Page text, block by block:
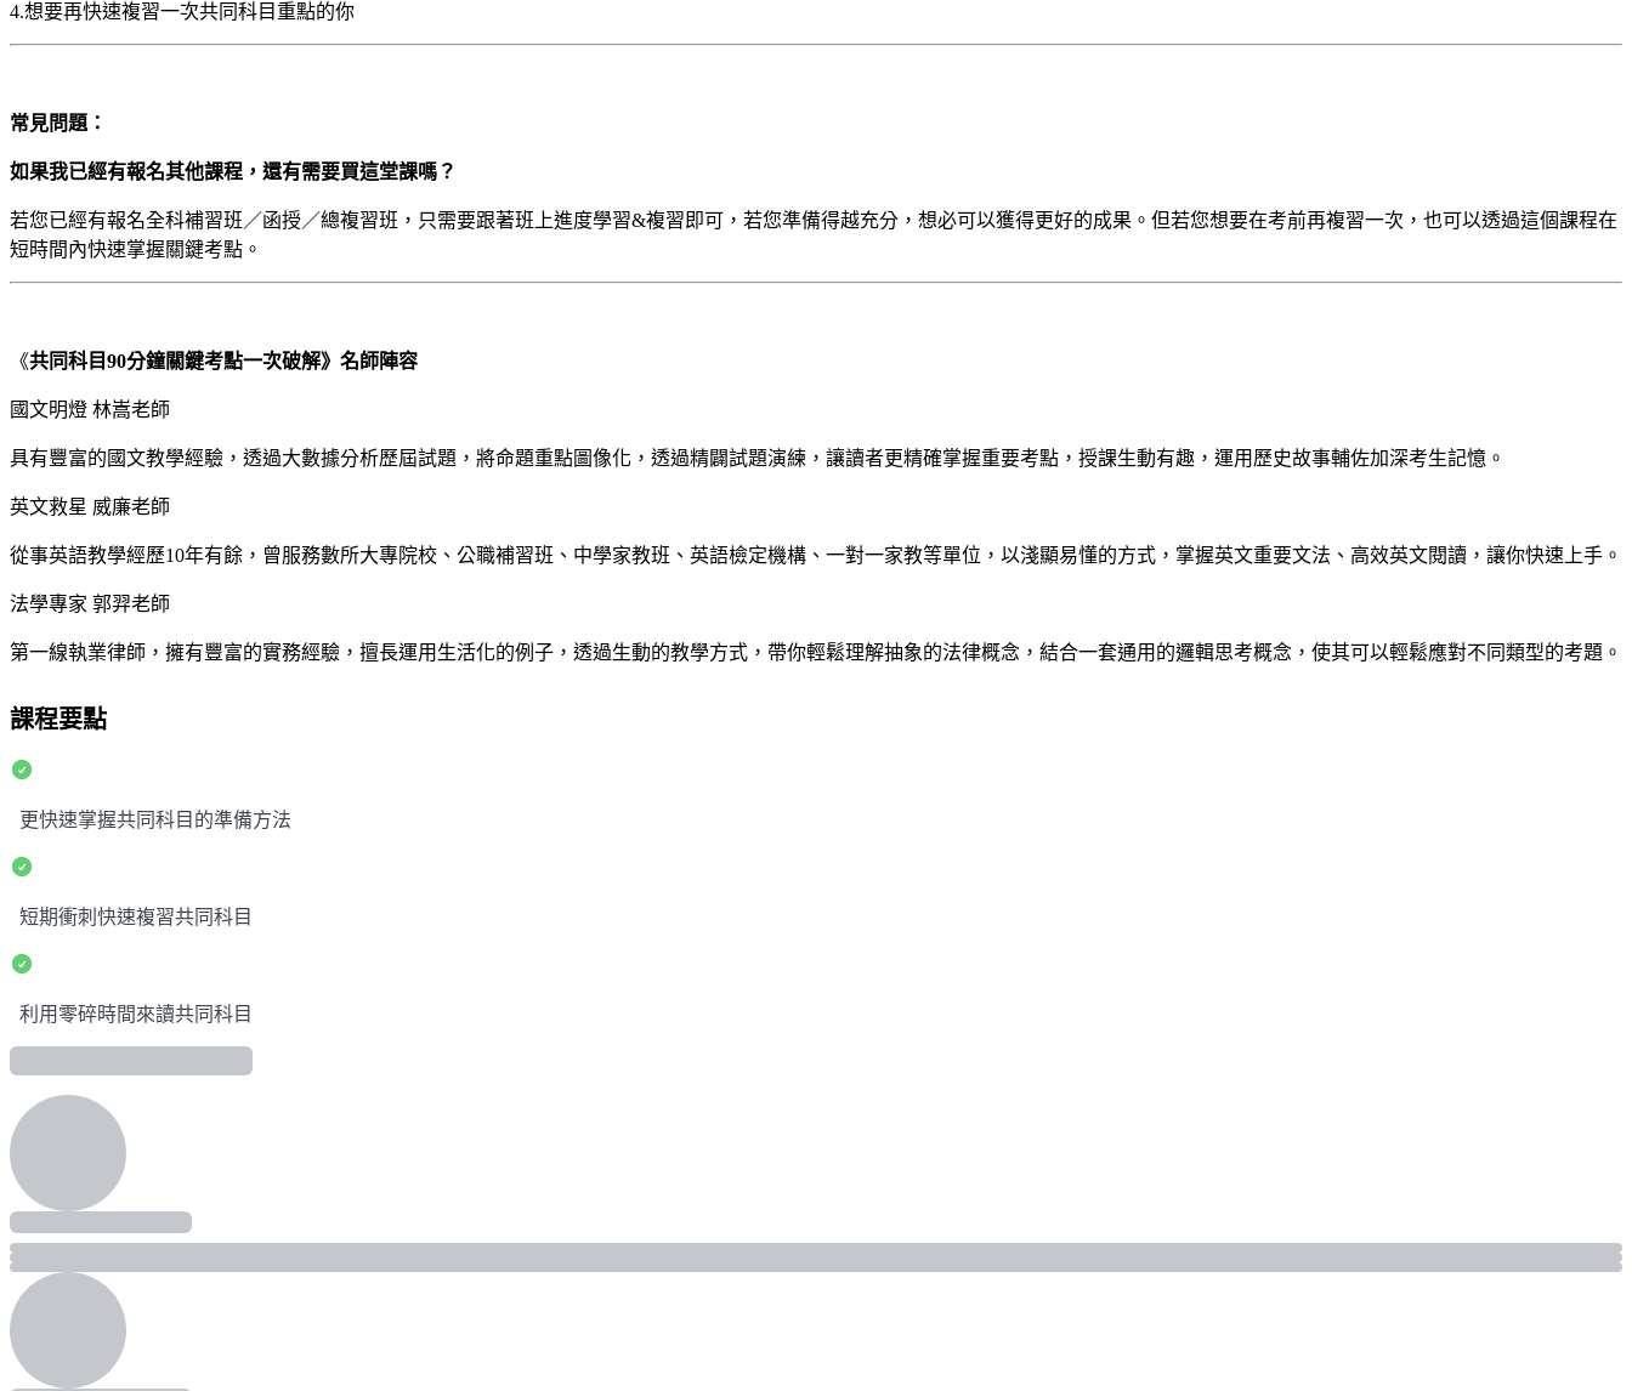
4.想要再快速複習一次共同科目重點的你
常見問題：
如果我已經有報名其他課程，還有需要買這堂課嗎？
若您已經有報名全科補習班／函授／總複習班，只需要跟著班上進度學習&複習即可，若您準備得越充分，想必可以獲得更好的成果。但若您想要在考前再複習一次，也可以透過這個課程在
短時間內快速掌握關鍵考點。
《共同科目90分鐘關鍵考點一次破解》名師陣容
國文明燈 林嵩老師
具有豐富的國文教學經驗，透過大數據分析歷屆試題，將命題重點圖像化，透過精闢試題演練，讓讀者更精確掌握重要考點，授課生動有趣，運用歷史故事輔佐加深考生記憶。
英文救星 威廉老師
從事英語教學經歷10年有餘，曾服務數所大專院校、公職補習班、中學家教班、英語檢定機構、一對一家教等單位，以淺顯易懂的方式，掌握英文重要文法、高效英文閱讀，讓你快速上手。
法學專家 郭羿老師
第一線執業律師，擁有豐富的實務經驗，擅長運用生活化的例子，透過生動的教學方式，帶你輕鬆理解抽象的法律概念，結合一套通用的邏輯思考概念，使其可以輕鬆應對不同類型的考題。
課程要點
更快速掌握共同科目的準備方法
短期衝刺快速複習共同科目
利用零碎時間來讀共同科目